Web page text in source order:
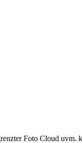
Foto Cloud uvm.